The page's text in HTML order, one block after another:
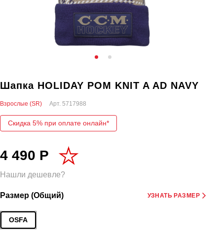
Шапка HOLIDAY POM KNIT A AD NAVY
Взрослые (SR) Арт. 5717988
Скидка 5% при оплате онлайн*
4 490 Р
Нашли дешевле?
Размер (Общий) УЗНАТЬ РАЗМЕР
OSFA